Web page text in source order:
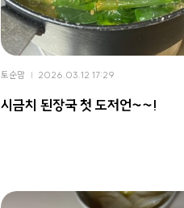
토순맘 2026.03.12 17:29
시금치 된장국 첫 도저언~~!